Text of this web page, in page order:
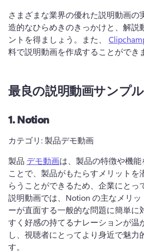
さまざまな業界の優れた説明動画の
造的なひらめきのきっかけと、解説
ントを得ましょう。
また、
料で説明動画を作成することができ
最良の説明動画サンプ
1.Notion
カテゴリ: 製品デモ動画
製品 デモ動画は、製品の特徴や機
ことで、製品がもたらすメリットを
らうことができるため、企業にとっ
説明動画では、Notion の主なメリ
ーが直面する一般的な問題に簡単に
すく好感の持てるナレーションが温
し、視聴者にとってより身近で魅力
す。